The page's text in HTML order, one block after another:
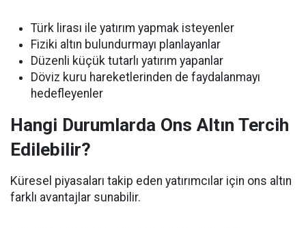
Türk lirası ile yatırım yapmak isteyenler
Fiziki altın bulundurmayı planlayanlar
Düzenli küçük tutarlı yatırım yapanlar
Döviz kuru hareketlerinden de faydalanmayı
hedefleyenler
Hangi Durumlarda Ons Altın Tercih
Edilebilir?
Küresel piyasaları takip eden yatırımcılar için ons altın
farklı avantajlar sunabilir.